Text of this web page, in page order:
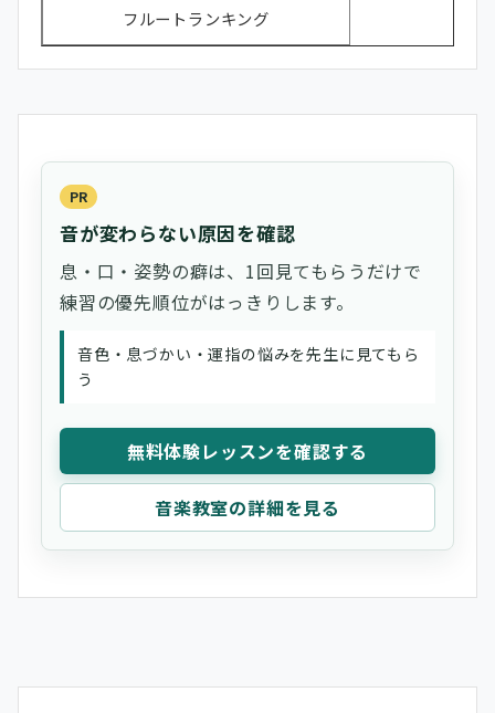
フルートランキング
PR
音が変わらない原因を確認
息・口・姿勢の癖は、1回見てもらうだけで
練習の優先順位がはっきりします。
音色・息づかい・運指の悩みを先生に見てもら
う
無料体験レッスンを確認する
音楽教室の詳細を見る